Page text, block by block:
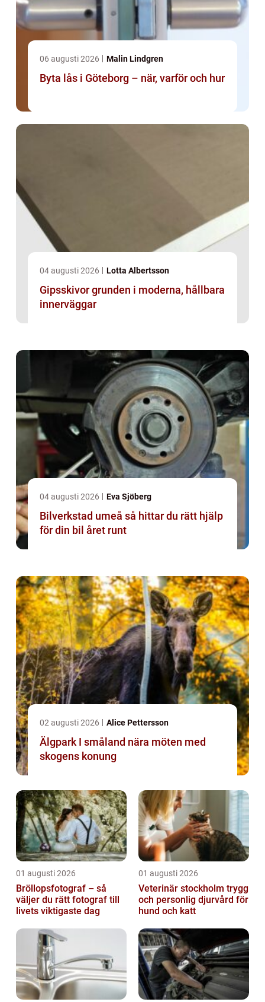
06 augusti 2026 Malin Lindgren
Byta lås i Göteborg – när, varför och hur
04 augusti 2026 Lotta Albertsson
Gipsskivor grunden i moderna, hållbara
innerväggar
04 augusti 2026 Eva Sjöberg
Bilverkstad umeå så hittar du rätt hjälp
för din bil året runt
02 augusti 2026 Alice Pettersson
Älgpark I småland nära möten med
skogens konung
01 augusti 2026
Bröllopsfotograf – så
väljer du rätt fotograf till
livets viktigaste dag
01 augusti 2026
Veterinär stockholm trygg
och personlig djurvård för
hund och katt